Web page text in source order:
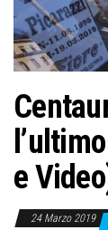
e
24 Marzo 2019